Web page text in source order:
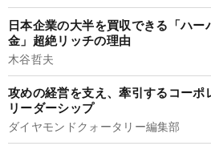
日本企業の大半を買収できる「ハー
金」超絶リッチの理由
木谷哲夫
攻めの経営を支え、牽引するコーポ
リーダーシップ
ダイヤモンドクォータリー編集部